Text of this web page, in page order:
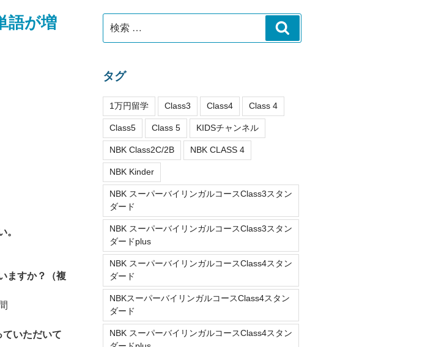
語が増
。
ますか？（複
いただいて
索:
索
タグ
1万円留学 Class3 Class4 Class 4
Class5 Class 5 KIDSチャンネル
NBK Class2C/2B NBK CLASS 4
NBK Kinder
NBK スーパーバイリンガルコースClass3スタン
ダード
NBK スーパーバイリンガルコースClass3スタン
ダードplus
NBK スーパーバイリンガルコースClass4スタン
ダード
NBKスーパーバイリンガルコースClass4スタン
ダード
NBK スーパーバイリンガルコースClass4スタン